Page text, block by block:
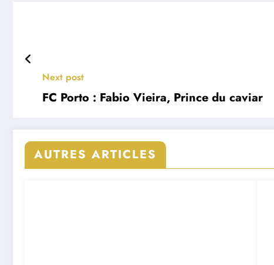
Next post
FC Porto : Fabio Vieira, Prince du caviar
AUTRES ARTICLES